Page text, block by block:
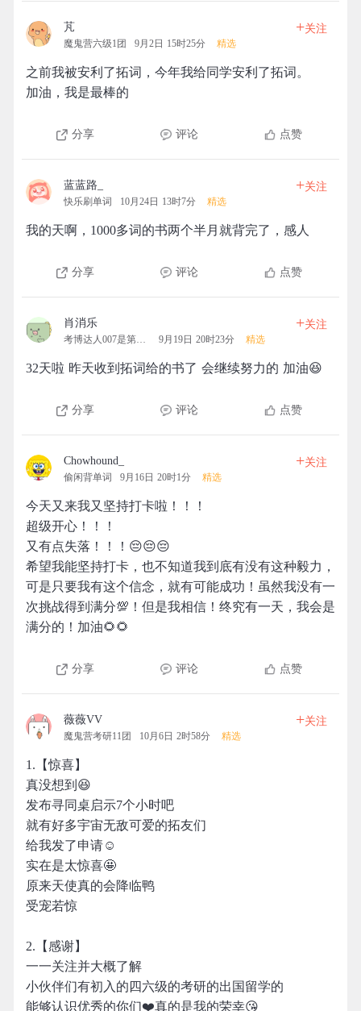
芃
魔鬼营六级1团 9月2日 15时25分 精选
+关注
之前我被安利了拓词，今年我给同学安利了拓词。
加油，我是最棒的
分享 评论 点赞
蓝蓝路_
快乐刷单词 10月24日 13时7分 精选
+关注
我的天啊，1000多词的书两个半月就背完了，感人
分享 评论 点赞
肖消乐
考博达人007是第一名的团 9月19日 20时23分 精选
+关注
32天啦 昨天收到拓词给的书了 会继续努力的 加油😆
分享 评论 点赞
Chowhound_
偷闲背单词 9月16日 20时1分 精选
+关注
今天又来我又坚持打卡啦！！！
超级开心！！！
又有点失落！！！😔😔😔
希望我能坚持打卡，也不知道我到底有没有这种毅力，
可是只要我有这个信念，就有可能成功！虽然我没有一
次挑战得到满分💯！但是我相信！终究有一天，我会是
满分的！加油🌻🌻
分享 评论 点赞
薇薇VV
魔鬼营考研11团 10月6日 2时58分 精选
+关注
1.【惊喜】
真没想到😆
发布寻同桌启示7个小时吧
就有好多宇宙无敌可爱的拓友们
给我发了申请☺️
实在是太惊喜🤩
原来天使真的会降临鸭
受宠若惊
2.【感谢】
一一关注并大概了解
小伙伴们有初入的四六级的考研的出国留学的
能够认识优秀的你们❤️真的是我的荣幸😘